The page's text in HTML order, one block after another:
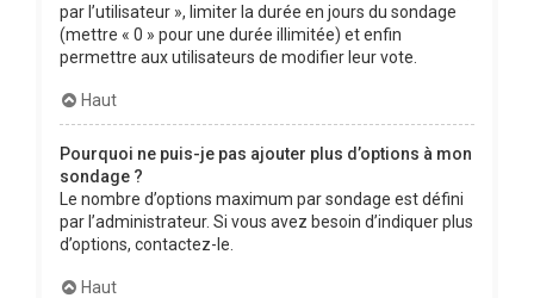
par l’utilisateur », limiter la durée en jours du sondage
(mettre « 0 » pour une durée illimitée) et enfin
permettre aux utilisateurs de modifier leur vote.
Haut
Pourquoi ne puis-je pas ajouter plus d’options à mon
sondage ?
Le nombre d’options maximum par sondage est défini
par l’administrateur. Si vous avez besoin d’indiquer plus
d’options, contactez-le.
Haut